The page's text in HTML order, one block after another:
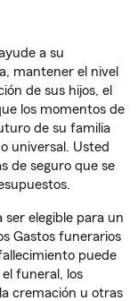
a su
mantener el nivel
de sus hijos, el
los momentos de
de su familia
universal. Usted
de seguro que se
ser elegible para un
Gastos funerarios
puede
funeral, los
cremación u otras